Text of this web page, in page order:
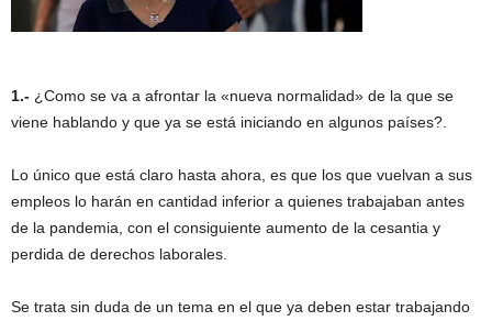
1.- ¿Como se va a afrontar la «nueva normalidad» de la que se
viene hablando y que ya se está iniciando en algunos países?.
Lo único que está claro hasta ahora, es que los que vuelvan a sus
empleos lo harán en cantidad inferior a quienes trabajaban antes
de la pandemia, con el consiguiente aumento de la cesantia y
perdida de derechos laborales.
Se trata sin duda de un tema en el que ya deben estar trabajando